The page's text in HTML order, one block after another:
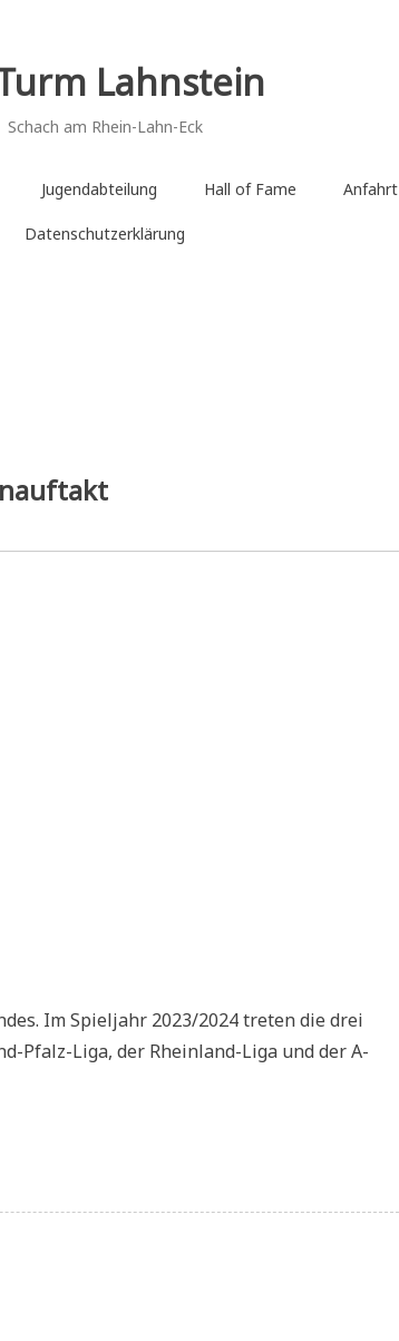
Lahnstein
Schach am Rhein-Lahn-Eck
Jugendabteilung Hall of Fame Anfahrt
Datenschutzerklärung
Im Spieljahr 2023/2024 treten die drei
Pfalz-Liga, der Rheinland-Liga und der A-